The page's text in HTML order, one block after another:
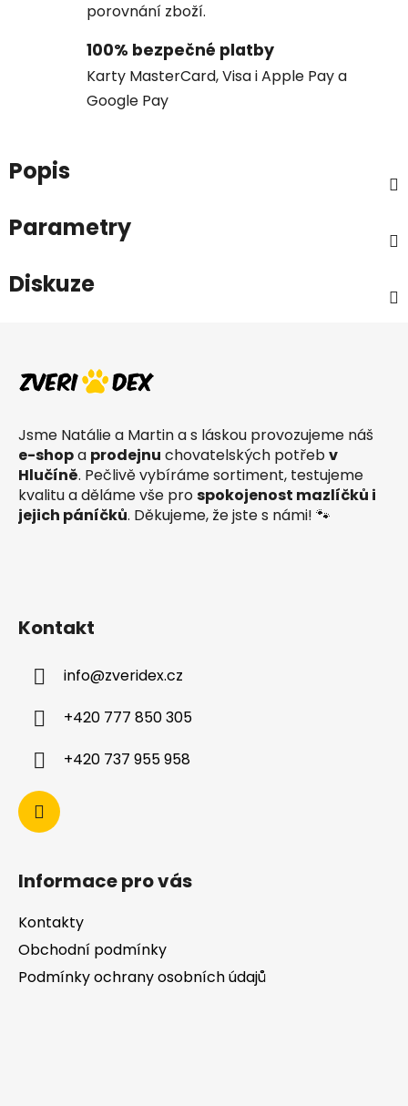
porovnání zboží.
100% bezpečné platby
Karty MasterCard, Visa i Apple Pay a
Google Pay
Popis
Parametry
Diskuze
Jsme Natálie a Martin a s láskou provozujeme náš
e-shopa prodejnu chovatelských potřebv
Hlučíně. Pečlivě vybíráme sortiment, testujeme
kvalitu a děláme vše prospokojenost mazlíčků i
jejich páníčků. Děkujeme, že jste s námi! 🐾
Kontakt
info@zveridex.cz
+420 777 850 305
+420 737 955 958
Informace pro vás
Kontakty
Obchodní podmínky
Podmínky ochrany osobních údajů